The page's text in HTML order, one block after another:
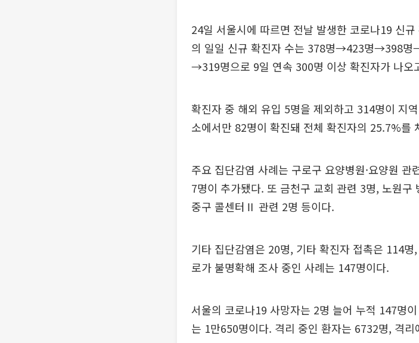
24일 서울시에 따르면 전날 발생한 코로나19 신
의 일일 신규 확진자 수는 378명→423명
→319명으로 9일 연속 300명 이상 확진자가 나오
확진자 중 해외 유입 5명을 제외하고 314명이 지
소에서만 82명이 확진돼 전체 확진자의 25.7%를
주요 집단감염 사례는 구로구 요양병원·요양원
7명이 추가됐다. 또 금천구 교회 관련 3명, 노원
중구 콜센터Ⅱ 관련 2명 등이다.
기타 집단감염은 20명, 기타 확진자 접촉은 114
로가 불명확해 조사 중인 사례는 147명이다.
서울의 코로나19 사망자는 2명 늘어 누적 147명
는 1만650명이다. 격리 중인 환자는 6732명, 격